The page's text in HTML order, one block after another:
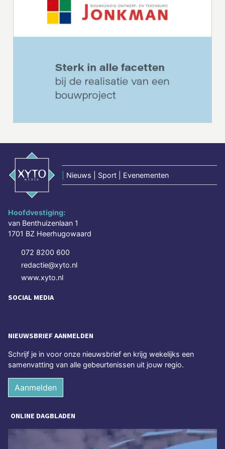
Nieuws | Sport | Evenementen
Hoofdvestiging:
van Benthuizenlaan 1
1701 BZ Heerhugowaard
072 8200 600
redactie@xyto.nl
www.xyto.nl
SOCIAL MEDIA
NIEUWSBRIEF AANMELDEN
Schrijf je in voor onze nieuwsbrief en krijg wekelijks een
samenvatting van alle gebeurtenissen uit jouw regio.
Aanmelden
ONLINE DAGBLADEN